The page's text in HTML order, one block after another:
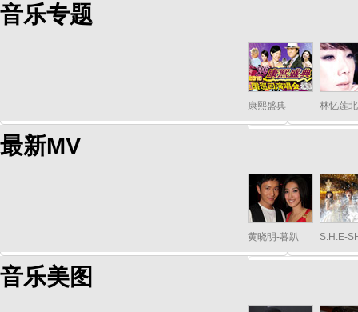
音乐专题
康熙盛典 林忆莲
最新MV
黄晓明-暮趴 S.H.E-
音乐美图